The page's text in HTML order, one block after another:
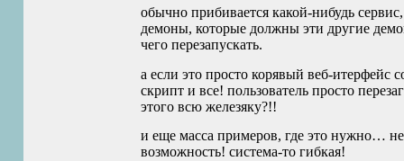
обычно прибивается какой-нибудь
демоны, которые должны эти другие
чего перезапускать.
а если это просто корявый веб-итерфейс
скрипт и все! пользователь просто
этого всю железяку?!!
и еще масса примеров, где это нужно…
возможность! система-то гибкая!